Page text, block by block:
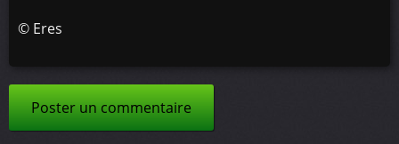
© Eres
Poster un commentaire